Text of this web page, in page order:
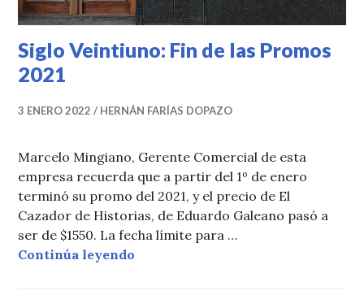
Siglo Veintiuno: Fin de las Promos
2021
3 ENERO 2022 HERNÁN FARÍAS DOPAZO
Marcelo Mingiano, Gerente Comercial de esta
empresa recuerda que a partir del 1º de enero
terminó su promo del 2021, y el precio de El
Cazador de Historias, de Eduardo Galeano pasó a
ser de $1550. La fecha límite para …
Continúa leyendo